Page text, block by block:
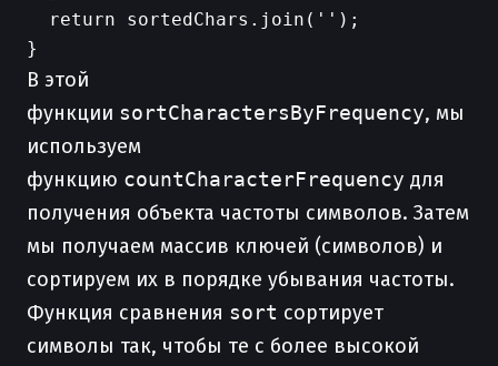
  return sortedChars.join('');
В этой
функции sortCharactersByFrequency, мы
используем
функцию countCharacterFrequency для
получения объекта частоты символов. Затем
мы получаем массив ключей (символов) и
сортируем их в порядке убывания частоты.
Функция сравнения sort сортирует
символы так, чтобы те с более высокой